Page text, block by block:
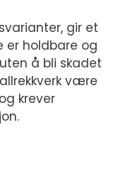
gir et
er holdbare og
å bli skadet
være
krever